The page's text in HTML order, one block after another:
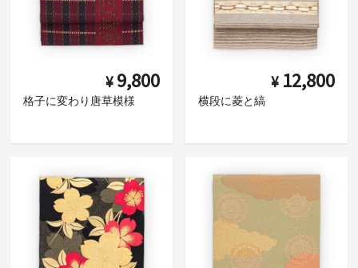
¥ 9,800
格子に変わり唐草模様
¥ 12,800
横段に菱と縞